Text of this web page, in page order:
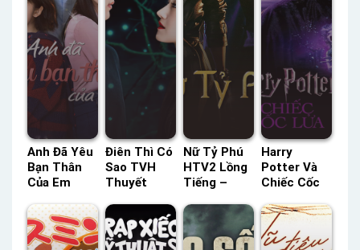
Anh Đã Yêu
Bạn Thân
Của Em
Tiếng –
Status: 53 /
53 Lồng
Điên Thì Có
Sao TVH
Thuyết
Status: 16 /
16 Thuyết
Minh
Nữ Tỷ Phú
HTV2 Lồng
Tiếng –
16 Lồng
Tiếng
Harry
Potter Và
Chiếc Cốc
Lồng Tiếng
– Status:
HD Lồng